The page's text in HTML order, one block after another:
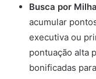
Busca por
acumular
executiva ou
pontuação alta
bonificadas